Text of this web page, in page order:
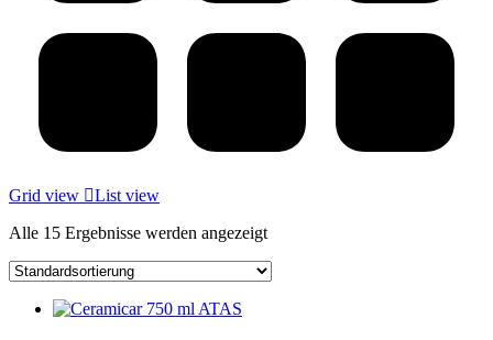
Grid view
List view
Alle 15 Ergebnisse werden angezeigt